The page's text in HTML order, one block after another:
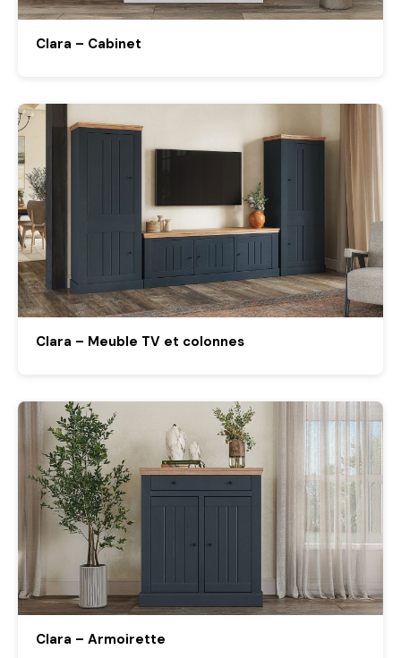
Clara – Cabinet
Clara – Meuble TV et colonnes
Clara – Armoirette